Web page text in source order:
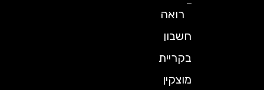
רואה
חשבון
בקריית
מוצקין